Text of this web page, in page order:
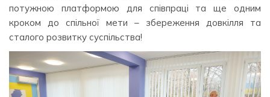
потужною платформою для співпраці та ще одним
кроком до спільної мети – збереження довкілля та
сталого розвитку суспільства!